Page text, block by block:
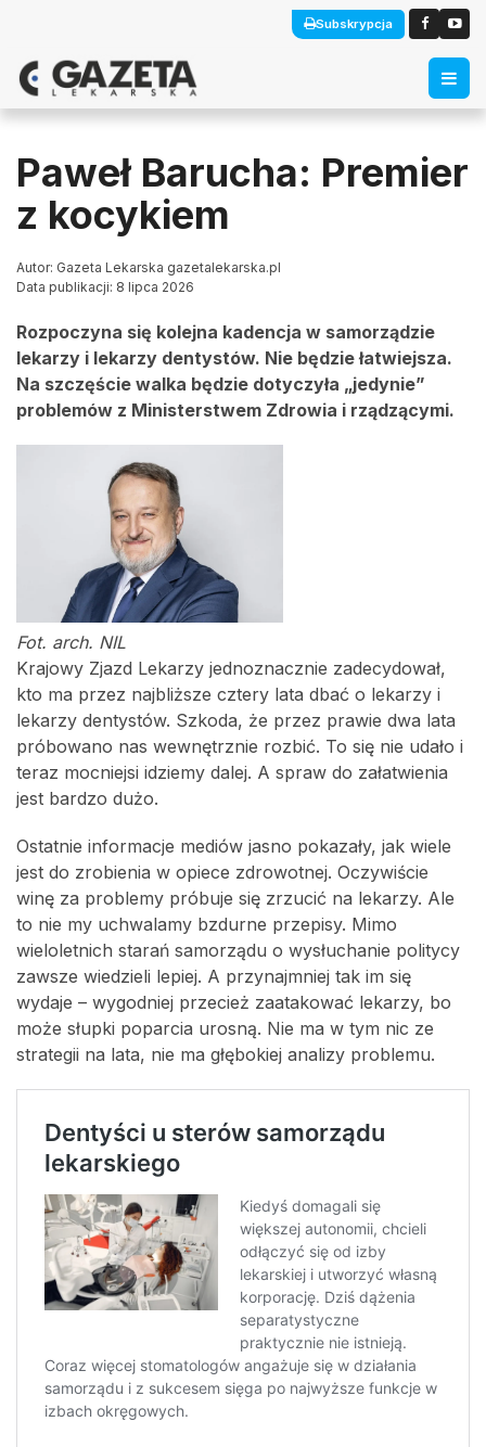
Subskrypcja
Paweł Barucha: Premier
z kocykiem
Autor: Gazeta Lekarska gazetalekarska.pl
Data publikacji: 8 lipca 2026
Rozpoczyna się kolejna kadencja w samorządzie
lekarzy i lekarzy dentystów. Nie będzie łatwiejsza.
Na szczęście walka będzie dotyczyła „jedynie”
problemów z Ministerstwem Zdrowia i rządzącymi.
Fot. arch. NIL
Krajowy Zjazd Lekarzy jednoznacznie zadecydował,
kto ma przez najbliższe cztery lata dbać o lekarzy i
lekarzy dentystów. Szkoda, że przez prawie dwa lata
próbowano nas wewnętrznie rozbić. To się nie udało i
teraz mocniejsi idziemy dalej. A spraw do załatwienia
jest bardzo dużo.
Ostatnie informacje mediów jasno pokazały, jak wiele
jest do zrobienia w opiece zdrowotnej. Oczywiście
winę za problemy próbuje się zrzucić na lekarzy. Ale
to nie my uchwalamy bzdurne przepisy. Mimo
wieloletnich starań samorządu o wysłuchanie politycy
zawsze wiedzieli lepiej. A przynajmniej tak im się
wydaje – wygodniej przecież zaatakować lekarzy, bo
może słupki poparcia urosną. Nie ma w tym nic ze
strategii na lata, nie ma głębokiej analizy problemu.